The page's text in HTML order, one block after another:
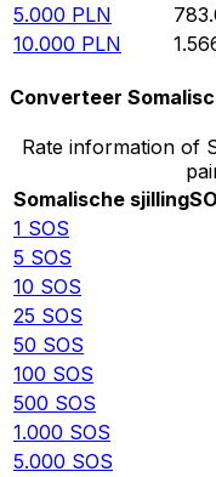
5.000 PLN
10.000 PLN
Converteer
Rate information of
Somalische sjilling
1 SOS
5 SOS
10 SOS
25 SOS
50 SOS
100 SOS
500 SOS
1.000 SOS
5.000 SOS